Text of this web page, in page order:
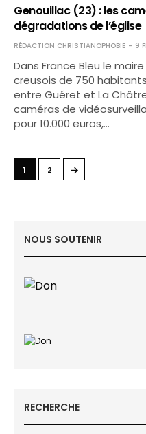
Genouillac (23) : les
dégradations de l’église
RÉDACTION CHRISTIANOPHOBIE 9
Dans France Bleu le
creusois de 750
entre Guéret et La
caméras de
pour 10.000 euros,…
1 2 →
NOUS SOUTENIR
RECHERCHE